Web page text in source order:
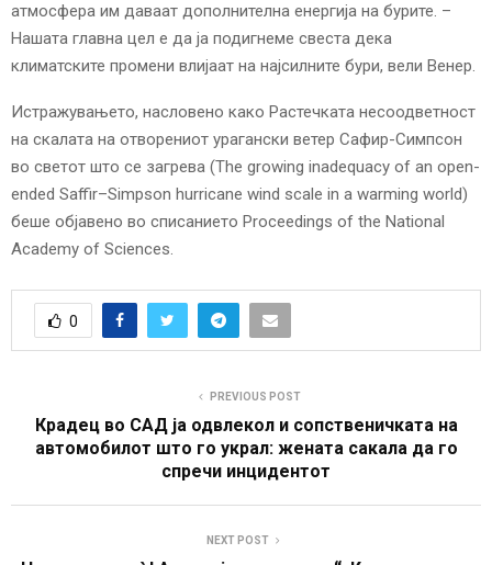
атмосфера им даваат дополнителна енергија на бурите. –
Нашата главна цел е да ја подигнеме свеста дека
климатските промени влијаат на најсилните бури, вели Венер.
Истражувањето, насловено како Растечката несоодветност
на скалата на отворениот урагански ветер Сафир-Симпсон
во светот што се загрева (The growing inadequacy of an open-
ended Saffir–Simpson hurricane wind scale in a warming world)
беше објавено во списанието Proceedings of the National
Academy of Sciences.
0
PREVIOUS POST
Крадец во САД ја одвлекол и сопственичката на
автомобилот што го украл: жената сакала да го
спречи инцидентот
NEXT POST